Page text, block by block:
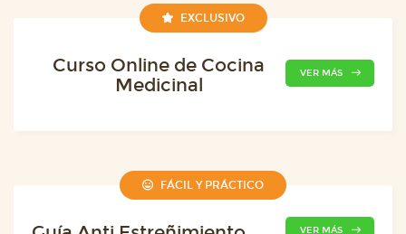
EXCLUSIVO
Curso Online de Cocina
Medicinal
VER MÁS
FÁCIL Y PRÁCTICO
VER MÁS